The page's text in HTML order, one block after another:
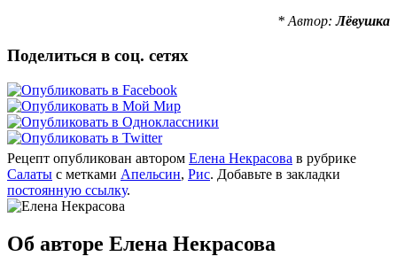
* Автор:Лёвушка
Поделиться в соц. сетях
Рецепт опубликован автором Елена Некрасова в рубрике
Салаты с метками Апельсин, Рис. Добавьте в закладки
постоянную ссылку.
Об авторе Елена Некрасова